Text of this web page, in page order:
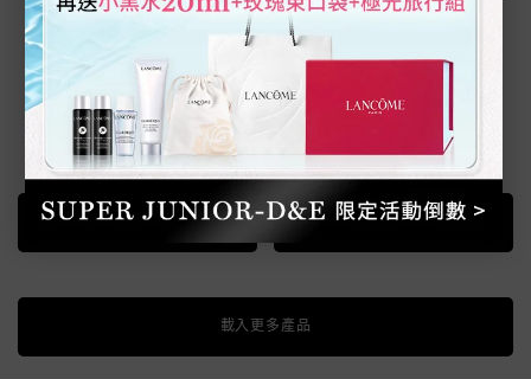
150ML
LC ABSOLUE ROSE80 LOTION
B150ML
1
只有一種容量
150ml
NT$6,200
加入購物車 絕對完美永生玫瑰修護精露150ML
NT$7,500
加入購物車絕對完美永生
載入更多產品